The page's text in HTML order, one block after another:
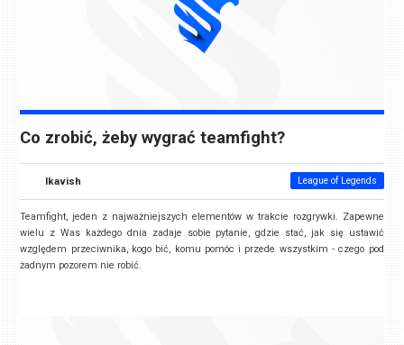
Co zrobić, żeby wygrać teamfight?
Ikavish League of Legends
Teamfight, jeden z najważniejszych elementów w trakcie rozgrywki. Zapewne
wielu z Was każdego dnia zadaje sobie pytanie, gdzie stać, jak się ustawić
względem przeciwnika, kogo bić, komu pomóc i przede wszystkim - czego pod
żadnym pozorem nie robić.